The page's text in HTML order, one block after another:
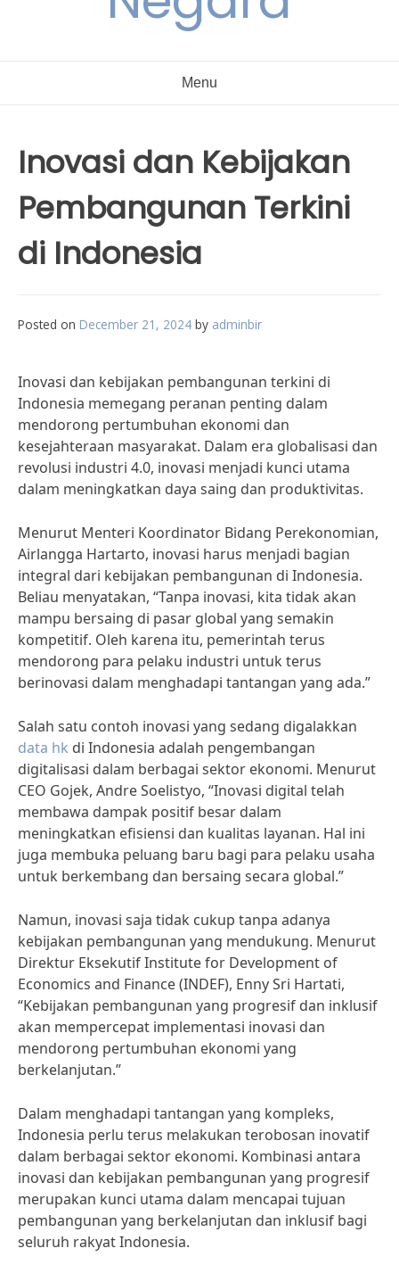
Menu
Inovasi dan Kebijakan
Pembangunan Terkini
di Indonesia
Posted on December 21, 2024 by adminbir
Inovasi dan kebijakan pembangunan terkini di
Indonesia memegang peranan penting dalam
mendorong pertumbuhan ekonomi dan
kesejahteraan masyarakat. Dalam era globalisasi dan
revolusi industri 4.0, inovasi menjadi kunci utama
dalam meningkatkan daya saing dan produktivitas.
Menurut Menteri Koordinator Bidang Perekonomian,
Airlangga Hartarto, inovasi harus menjadi bagian
integral dari kebijakan pembangunan di Indonesia.
Beliau menyatakan, “Tanpa inovasi, kita tidak akan
mampu bersaing di pasar global yang semakin
kompetitif. Oleh karena itu, pemerintah terus
mendorong para pelaku industri untuk terus
berinovasi dalam menghadapi tantangan yang ada.”
Salah satu contoh inovasi yang sedang digalakkan
data hk di Indonesia adalah pengembangan
digitalisasi dalam berbagai sektor ekonomi. Menurut
CEO Gojek, Andre Soelistyo, “Inovasi digital telah
membawa dampak positif besar dalam
meningkatkan efisiensi dan kualitas layanan. Hal ini
juga membuka peluang baru bagi para pelaku usaha
untuk berkembang dan bersaing secara global.”
Namun, inovasi saja tidak cukup tanpa adanya
kebijakan pembangunan yang mendukung. Menurut
Direktur Eksekutif Institute for Development of
Economics and Finance (INDEF), Enny Sri Hartati,
“Kebijakan pembangunan yang progresif dan inklusif
akan mempercepat implementasi inovasi dan
mendorong pertumbuhan ekonomi yang
berkelanjutan.”
Dalam menghadapi tantangan yang kompleks,
Indonesia perlu terus melakukan terobosan inovatif
dalam berbagai sektor ekonomi. Kombinasi antara
inovasi dan kebijakan pembangunan yang progresif
merupakan kunci utama dalam mencapai tujuan
pembangunan yang berkelanjutan dan inklusif bagi
seluruh rakyat Indonesia.